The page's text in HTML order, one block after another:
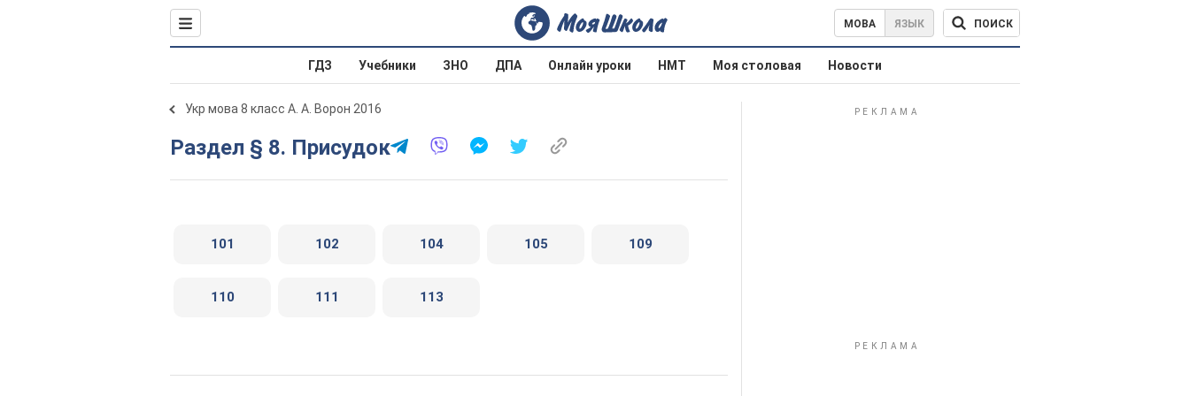
МОВА ЯЗЫК ПОИСК
ГДЗ Учебники ЗНО ДПА Онлайн уроки НМТ Моя столовая Новости
Укр мова 8 класс А. А. Ворон 2016
Раздел § 8. Присудок
101 102 104 105 109
110 111 113